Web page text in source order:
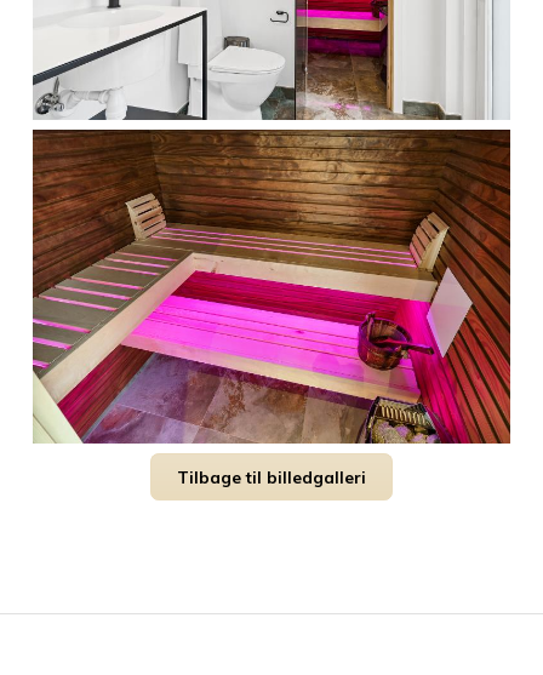
Tilbage til billedgalleri